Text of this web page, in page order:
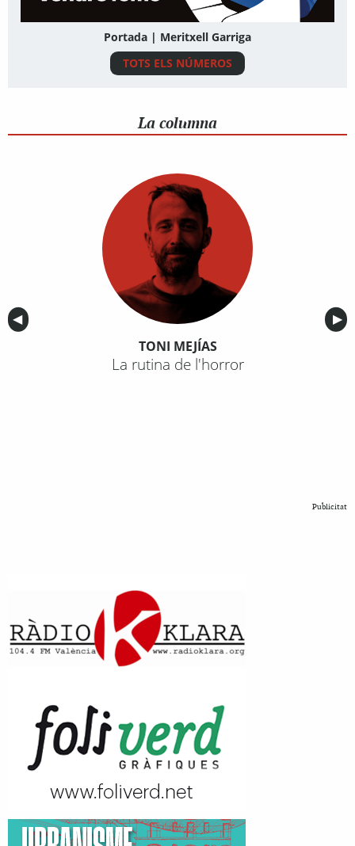
Portada | Meritxell Garriga
TOTS ELS NÚMEROS
La columna
Anterior
◀︎ ▶︎
TONI MEJÍAS
La rutina de l'horror
Publicitat